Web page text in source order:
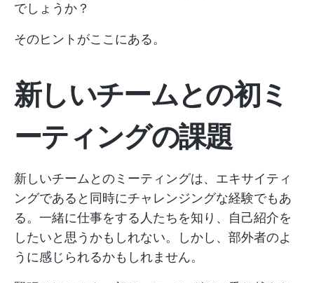
でしょうか？
そのヒントがここにある。
新しいチームとの初ミ
ーティングの課題
新しいチームとのミーティングは、エキサイティ
ングであると同時にチャレンジングな経験でもあ
る。一緒に仕事をする人たちを知り、自己紹介を
したいと思うかもしれない。しかし、部外者のよ
うに感じられるかもしれません。